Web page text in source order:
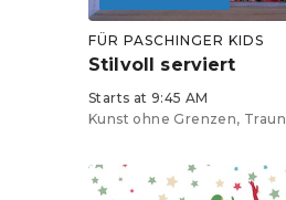
FÜR PASCHINGER KIDS
Stilvoll serviert
Starts at 9:45 AM
Kunst ohne Grenzen, Traun